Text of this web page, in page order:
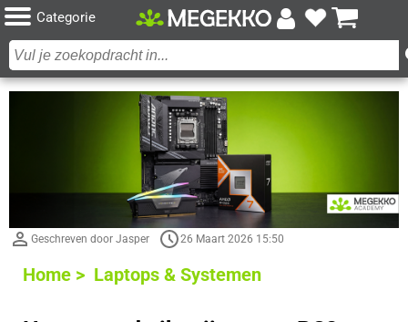
Categorie
Geschreven door Jasper 26 Maart 2026 15:50
Home > Laptops & Systemen